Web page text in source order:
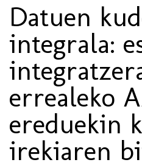
Datuen
integrala:
errealeko
ereduekin
irekiaren